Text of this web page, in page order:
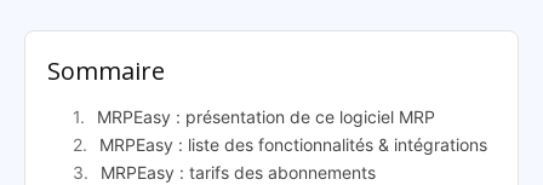
Sommaire
MRPEasy : présentation de ce logiciel MRP
MRPEasy : liste des fonctionnalités & intégrations
MRPEasy : tarifs des abonnements